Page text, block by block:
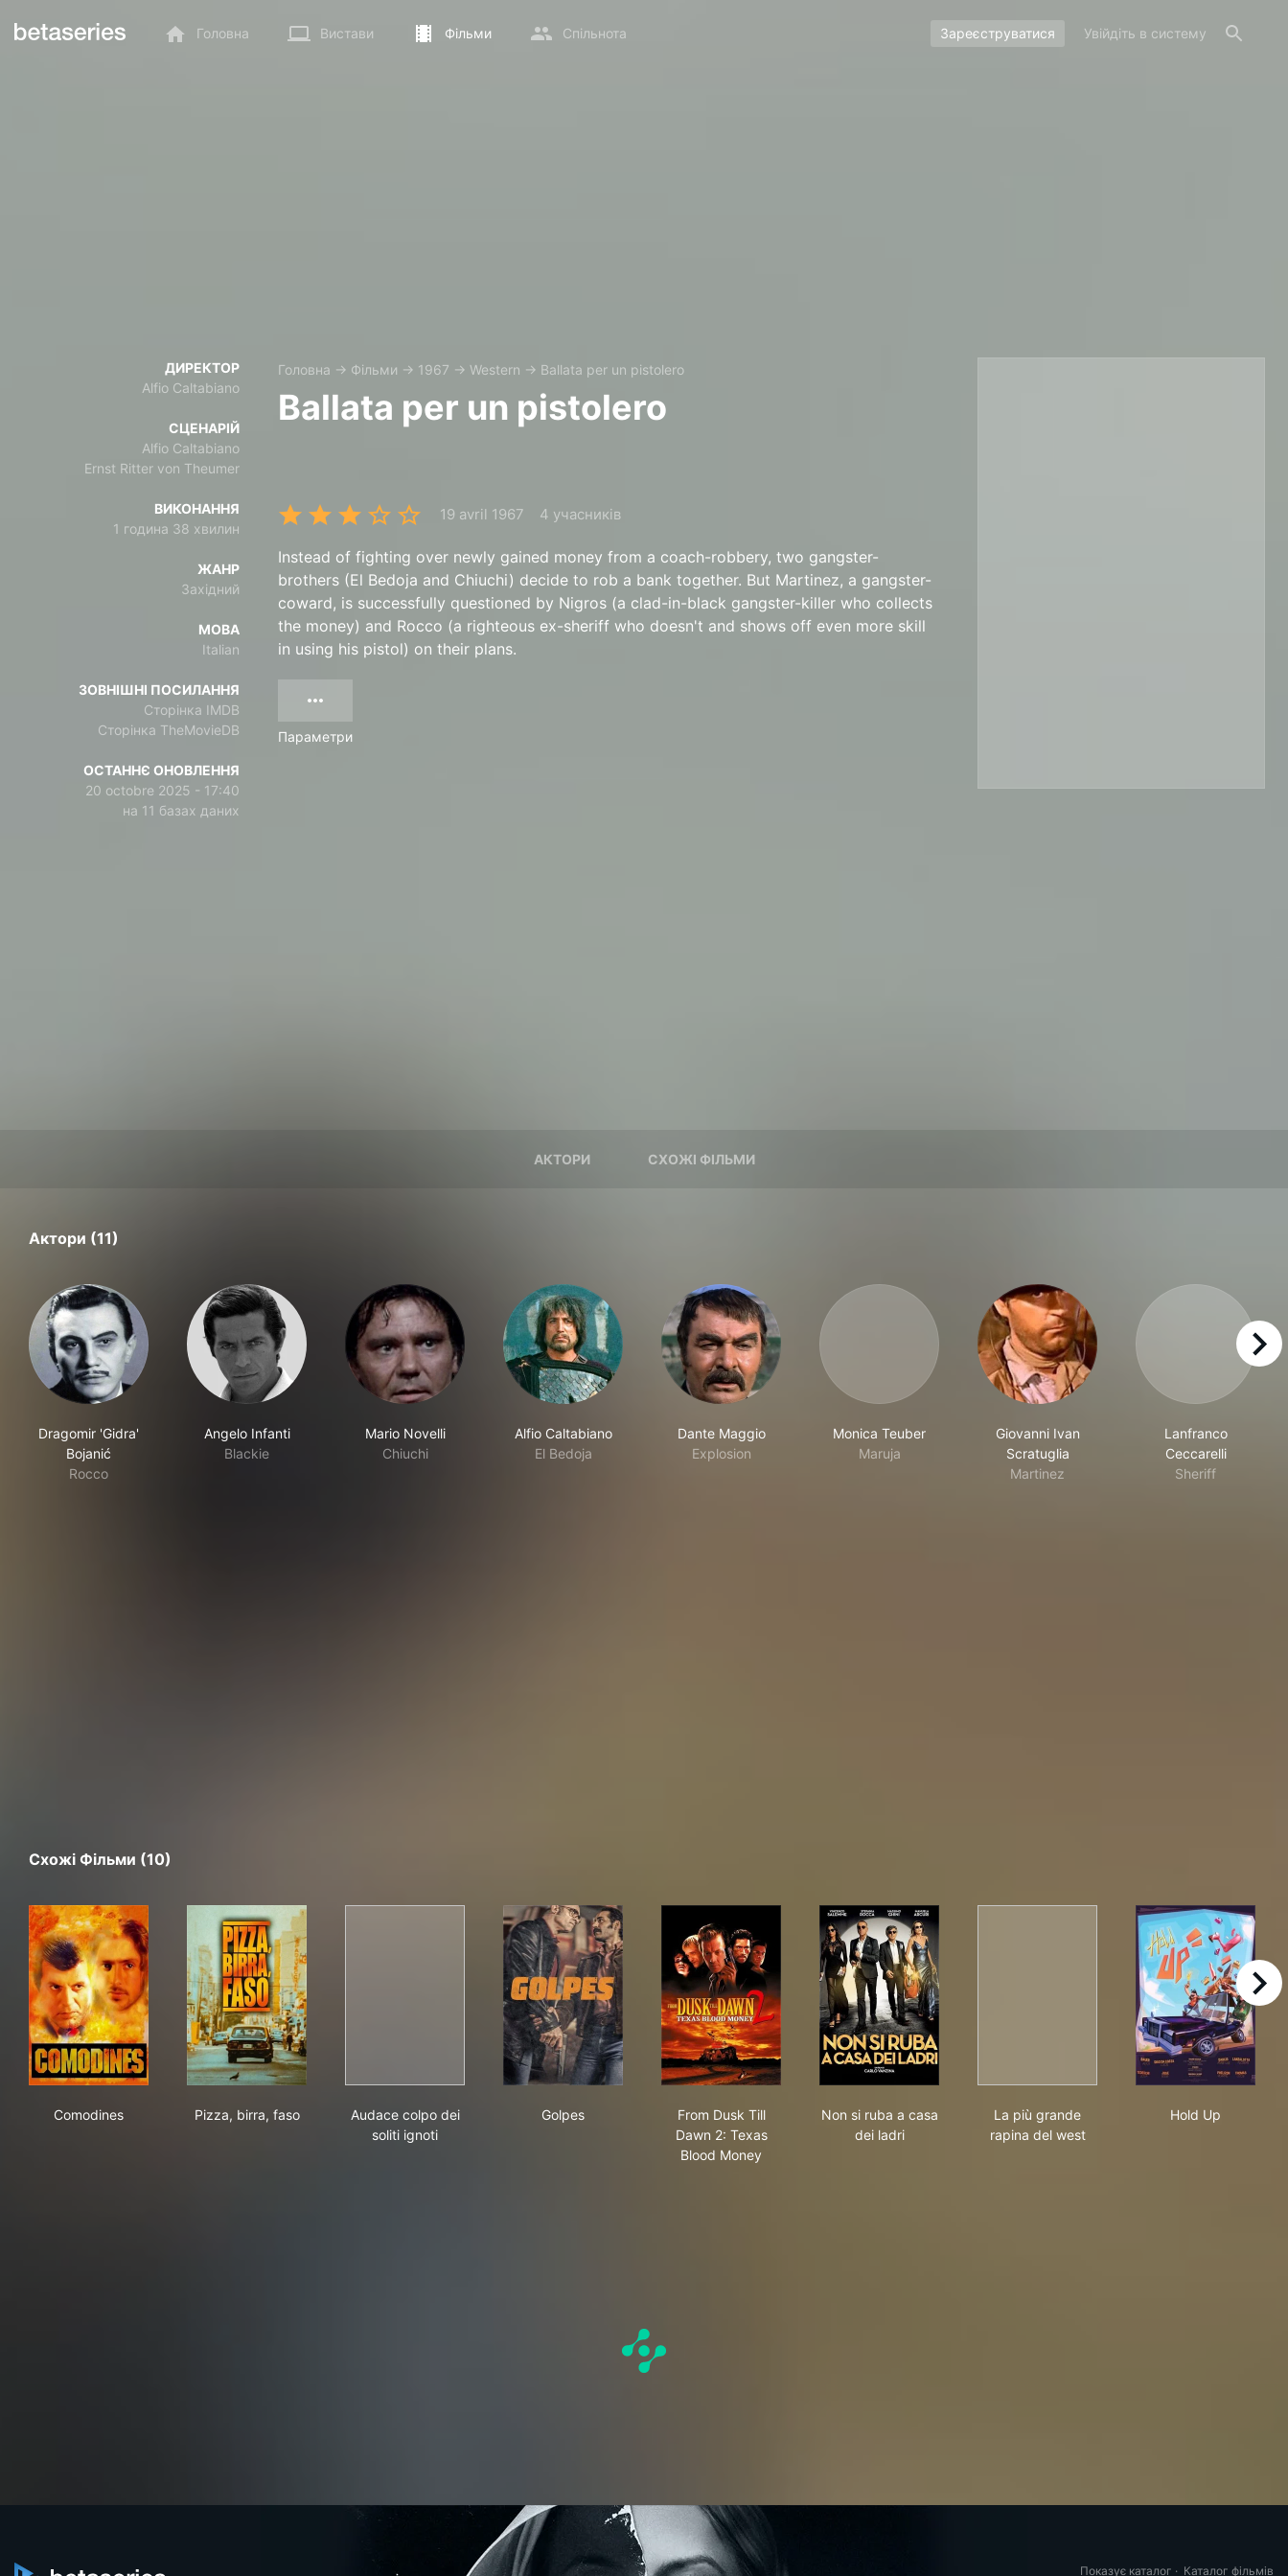
Головна Вистави Фільми Спільнота Зареєструватися Увійдіть в систему
ДИРЕКТОР
Alfio Caltabiano
СЦЕНАРІЙ
Alfio Caltabiano
Ernst Ritter von Theumer
ВИКОНАННЯ
1 година 38 хвилин
ЖАНР
Західний
МОВА
Italian
ЗОВНІШНІ ПОСИЛАННЯ
Сторінка IMDB
Сторінка TheMovieDB
ОСТАННЄ ОНОВЛЕННЯ
20 octobre 2025 - 17:40
на 11 базах даних
Головна → Фільми → 1967 → Western → Ballata per un pistolero
Ballata per un pistolero
19 avril 1967 4 учасників
Instead of fighting over newly gained money from a coach-robbery, two gangster-
brothers (El Bedoja and Chiuchi) decide to rob a bank together. But Martinez, a gangster-
coward, is successfully questioned by Nigros (a clad-in-black gangster-killer who collects
the money) and Rocco (a righteous ex-sheriff who doesn't and shows off even more skill
in using his pistol) on their plans.
Параметри
АКТОРИ СХОЖІ ФІЛЬМИ
Актори (11)
Dragomir 'Gidra'
Bojanić
Rocco
Angelo Infanti
Blackie
Mario Novelli
Chiuchi
Alfio Caltabiano
El Bedoja
Dante Maggio
Explosion
Monica Teuber
Maruja
Giovanni Ivan
Scratuglia
Martinez
Lanfranco
Ceccarelli
Sheriff
right
Схожі Фільми (10)
Comodines
Pizza, birra, faso
Audace colpo dei
soliti ignoti
Golpes
From Dusk Till
Dawn 2: Texas
Blood Money
Non si ruba a casa
dei ladri
La più grande
rapina del west
Hold Up
right
Показує каталог · Каталог фільмів